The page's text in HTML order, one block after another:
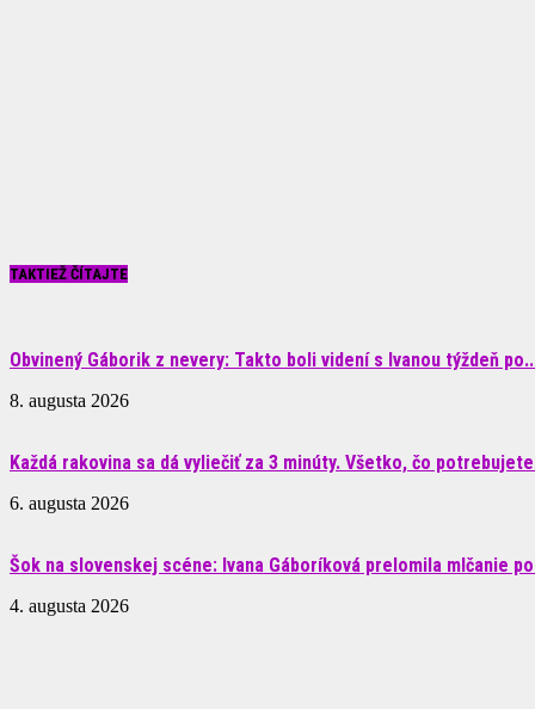
TAKTIEŽ ČÍTAJTE
Obvinený Gáborik z nevery: Takto boli videní s Ivanou týždeň
8. augusta 2026
Každá rakovina sa dá vyliečiť za 3 minúty. Všetko, čo
6. augusta 2026
Šok na slovenskej scéne: Ivana Gáboríková prelomila mlčanie
4. augusta 2026